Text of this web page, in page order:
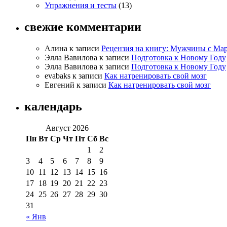
Упражнения и тесты (13)
свежие комментарии
Алина к записи Рецензия на книгу: Мужчины с
Элла Вавилова к записи Подготовка к Новому Году
Элла Вавилова к записи Подготовка к Новому Году
evabaks к записи Как натренировать свой мозг
Евгений к записи Как натренировать свой мозг
календарь
Август 2026
Пн Вт Ср Чт Пт Сб Вс
« Янв
1
2
3
4 5 6 7 8
9
10 11 12 13 14 15 16
17 18 19 20 21 22 23
24 25 26 27 28 29 30
31